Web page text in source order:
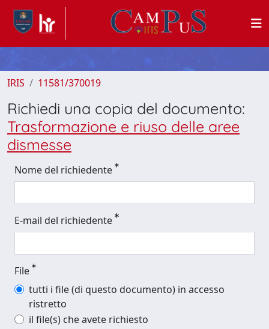
IRIS 11581/370019
Richiedi una copia del documento:
Trasformazione e riuso delle aree
dismesse
Nome del richiedente
E-mail del richiedente
File
tutti i file (di questo documento) in accesso
ristretto
il file(s) che avete richiesto